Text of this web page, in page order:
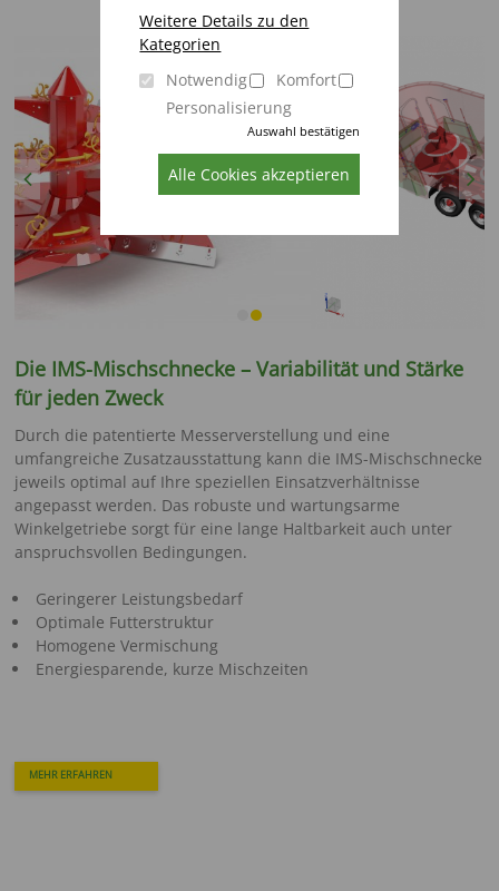
Weitere Details zu den
Kategorien
Notwendig
Komfort
Personalisierung
Auswahl bestätigen
Alle Cookies akzeptieren
Previous Next
Die IMS-Mischschnecke – Variabilität und Stärke
für jeden Zweck
Durch die patentierte Messerverstellung und eine
umfangreiche Zusatzausstattung kann die IMS-Mischschnecke
jeweils optimal auf Ihre speziellen Einsatzverhältnisse
angepasst werden. Das robuste und wartungsarme
Winkelgetriebe sorgt für eine lange Haltbarkeit auch unter
anspruchsvollen Bedingungen.
Geringerer Leistungsbedarf
Optimale Futterstruktur
Homogene Vermischung
Energiesparende, kurze Mischzeiten
MEHR ERFAHREN